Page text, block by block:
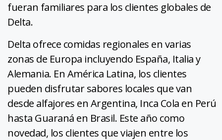
fueran familiares para los clientes globales de
Delta.
Delta ofrece comidas regionales en varias
zonas de Europa incluyendo España, Italia y
Alemania. En América Latina, los clientes
pueden disfrutar sabores locales que van
desde alfajores en Argentina, Inca Cola en Perú
hasta Guaraná en Brasil. Este año como
novedad, los clientes que viajen entre los